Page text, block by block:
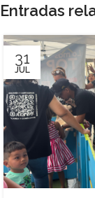
Entradas
31
JUL